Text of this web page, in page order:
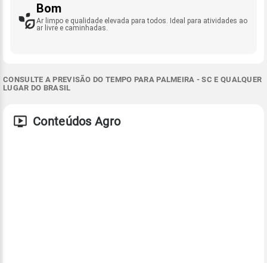
Bom
Ar limpo e qualidade elevada para todos. Ideal para atividades ao
ar livre e caminhadas.
CONSULTE A PREVISÃO DO TEMPO PARA PALMEIRA - SC E QUALQUER
LUGAR DO BRASIL
Conteúdos Agro